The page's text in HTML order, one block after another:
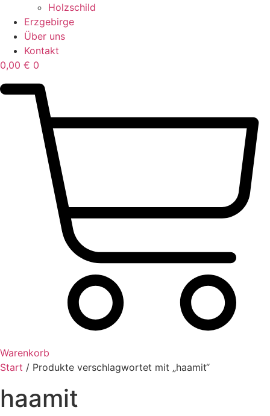
Holzschild
Erzgebirge
Über uns
Kontakt
0,00 € 0
Warenkorb
Start / Produkte verschlagwortet mit „haamit“
haamit